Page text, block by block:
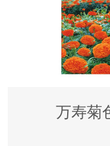
万寿菊